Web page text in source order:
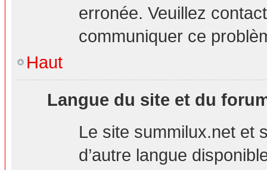
erronée. Veuillez
communiquer ce
Haut
Langue du site et du
Le site summilux.net et
d’autre langue